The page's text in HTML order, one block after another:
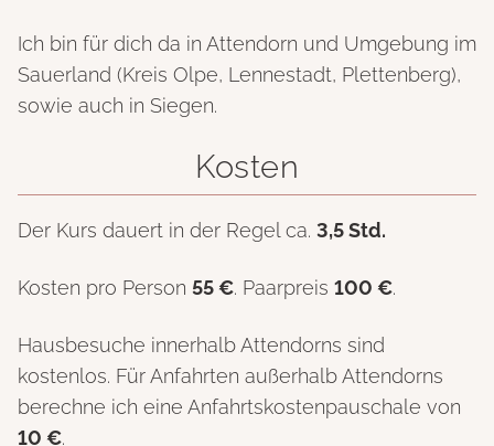
Ich bin für dich da in Attendorn und Umgebung im
Sauerland (Kreis Olpe, Lennestadt, Plettenberg),
sowie auch in Siegen.
Kosten
Der Kurs dauert in der Regel ca. 3,5 Std.
Kosten pro Person 55 €. Paarpreis 100 €.
Hausbesuche innerhalb Attendorns sind
kostenlos. Für Anfahrten außerhalb Attendorns
berechne ich eine Anfahrtskostenpauschale von
10 €.